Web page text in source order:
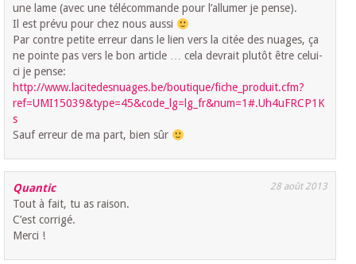
une lame (avec une télécommande pour l’allumer je pense).
Il est prévu pour chez nous aussi
Par contre petite erreur dans le lien vers la citée des nuages, ça
ne pointe pas vers le bon article … cela devrait plutôt être celui-
ci je pense:
http://www.lacitedesnuages.be/boutique/fiche_produit.cfm?
ref=UMI15039&type=45&code_lg=lg_fr&num=1#.Uh4uFRCP1K
s
Sauf erreur de ma part, bien sûr
Quantic 28 août 2013
Tout à fait, tu as raison.
C’est corrigé.
Merci !